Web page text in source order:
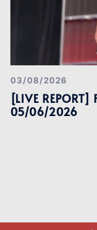
03/08/2026
[LIVE REPORT]
05/06/2026